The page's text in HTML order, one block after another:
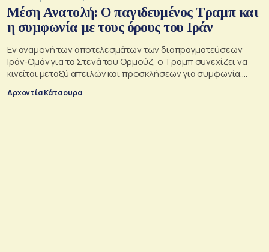
Μέση Ανατολή: Ο παγιδευμένος Τραμπ και
η συμφωνία με τους όρους του Ιράν
Εν αναμονή των αποτελεσμάτων των διαπραγματεύσεων
Ιράν-Ομάν για τα Στενά του Ορμούζ, ο Τραμπ συνεχίζει να
κινείται μεταξύ απειλών και προσκλήσεων για συμφωνία.
Αλλά αυτό που θέλει είναι μακριά από αυτά που συζητούν
Μουσκάτ και Τεχεράνη.
Αρχοντία Κάτσουρα